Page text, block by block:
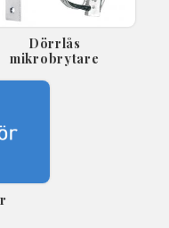
Dörrlås
mikrobrytare